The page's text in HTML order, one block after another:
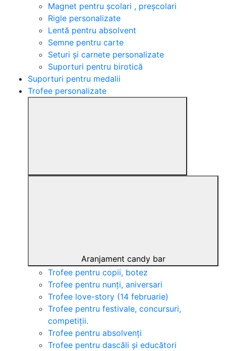
Magnet pentru școlari , preșcolari
Rigle personalizate
Lentă pentru absolvent
Semne pentru carte
Seturi și carnete personalizate
Suporturi pentru birotică
Suporturi pentru medalii
Trofee personalizate
Aranjament candy bar
Trofee pentru copii, botez
Trofee pentru nunți, aniversari
Trofee love-story (14 februarie)
Trofee pentru festivale, concursuri,
competiții.
Trofee pentru absolvenți
Trofee pentru dascăli și educători